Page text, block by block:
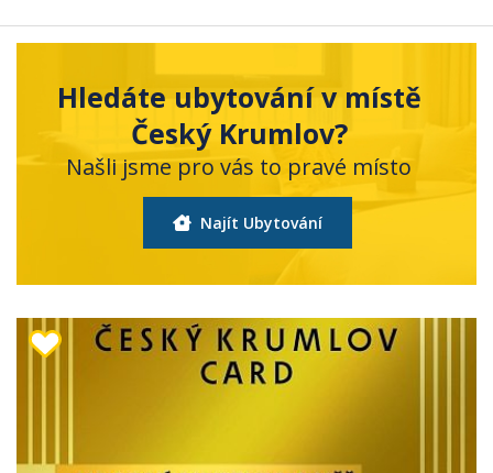
Hledáte ubytování v místě
Český Krumlov?
Našli jsme pro vás to pravé místo
Najít Ubytování